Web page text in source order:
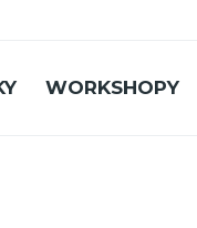
WORKSHOPY